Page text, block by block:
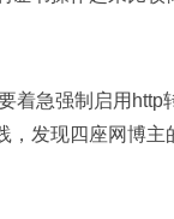
着急强制启用http
，发现四座网博主